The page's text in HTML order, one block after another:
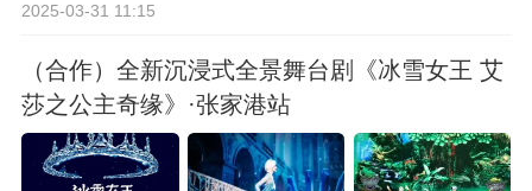
2025-03-31 11:15
（合作）全新沉浸式全景舞台剧《冰雪女王 艾
莎之公主奇缘》·张家港站